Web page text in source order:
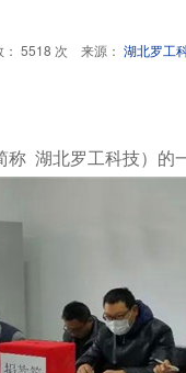
5518 次 来源： 湖北罗工
湖北罗工科技）的